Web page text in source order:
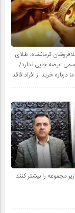
کرمانشاه: طلای
عرضه جایی ندارد/
خرید از افراد فاقد
مجموعه را بیشتر کنند